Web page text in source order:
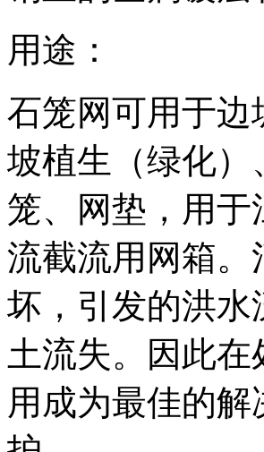
用途：
石笼网可用于
坡植生（绿化
笼、网垫，用
流截流用网箱
坏，引发的洪
土流失。因此
用成为最佳的